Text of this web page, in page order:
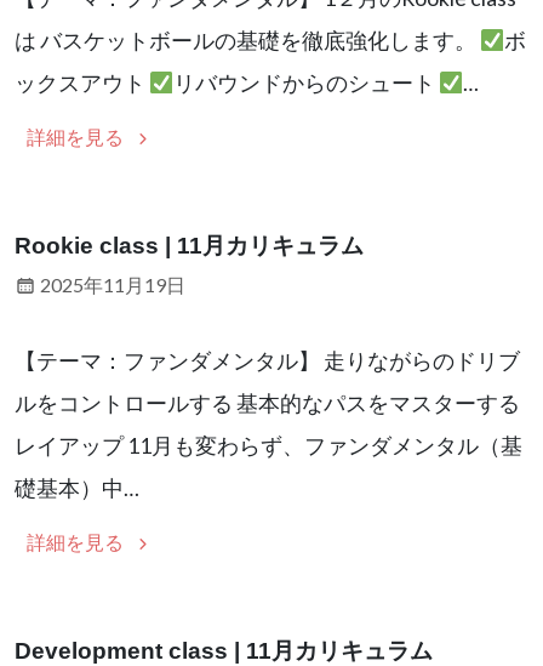
は バスケットボールの基礎を徹底強化します。
ボ
ックスアウト
リバウンドからのシュート …
詳細を見る
Rookie class | 11月カリキュラム
2025年11月19日
【テーマ：ファンダメンタル】 走りながらのドリブ
ルをコントロールする 基本的なパスをマスターする
レイアップ 11月も変わらず、ファンダメンタル（基
礎基本）中…
詳細を見る
Development class | 11月カリキュラム